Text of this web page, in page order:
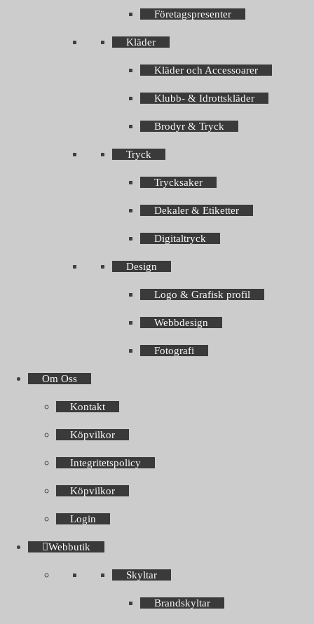
Företagspresenter
Kläder
Kläder och Accessoarer
Klubb- & Idrottskläder
Brodyr & Tryck
Tryck
Trycksaker
Dekaler & Etiketter
Digitaltryck
Design
Logo & Grafisk profil
Webbdesign
Fotografi
Om Oss
Kontakt
Köpvilkor
Integritetspolicy
Köpvilkor
Login
Webbutik
Skyltar
Brandskyltar